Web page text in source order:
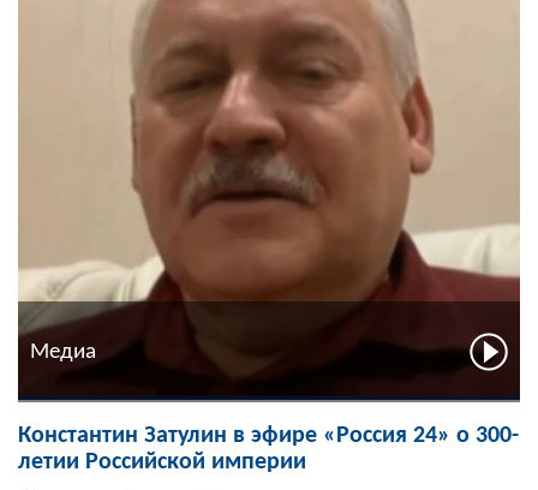
Медиа
Константин Затулин в эфире «Россия 24» о 300-
летии Российской империи